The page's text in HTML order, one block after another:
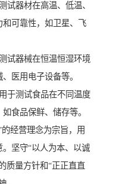
试器材在高温、低温、
可靠性，如卫星、飞
试器械在恒温恒湿环境
医用电子设备等。
于测试食品在不同温度
食品保鲜、储存等。
经营理念为宗旨，用
坚守“以人为本、以诚
质量方针和“正正直直